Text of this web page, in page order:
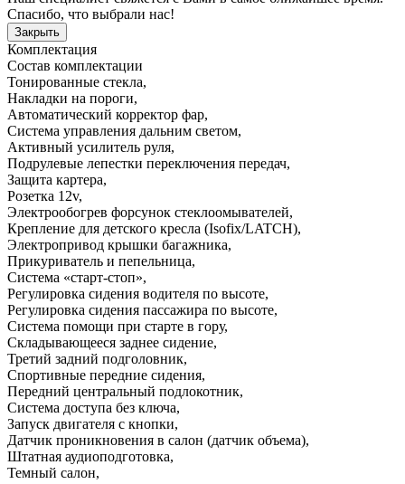
Спасибо, что выбрали нас!
Закрыть
Комплектация
Состав комплектации
Тонированные стекла,
Накладки на пороги,
Автоматический корректор фар,
Система управления дальним светом,
Активный усилитель руля,
Подрулевые лепестки переключения передач,
Защита картера,
Розетка 12v,
Электрообогрев форсунок стеклоомывателей,
Крепление для детского кресла (Isofix/LATCH),
Электропривод крышки багажника,
Прикуриватель и пепельница,
Система «старт-стоп»,
Регулировка сидения водителя по высоте,
Регулировка сидения пассажира по высоте,
Система помощи при старте в гору,
Складывающееся заднее сидение,
Третий задний подголовник,
Спортивные передние сидения,
Передний центральный подлокотник,
Система доступа без ключа,
Запуск двигателя с кнопки,
Датчик проникновения в салон (датчик объема),
Штатная аудиоподготовка,
Темный салон,